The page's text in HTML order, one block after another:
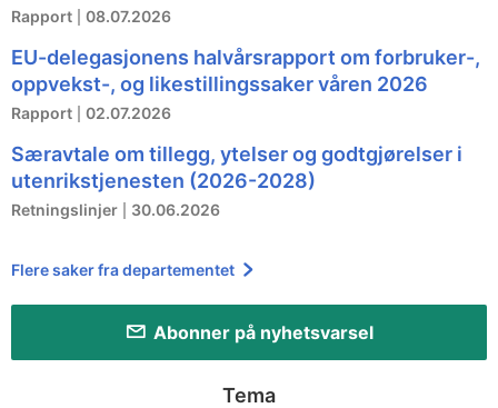
Rapport 08.07.2026
EU-delegasjonens halvårsrapport om forbruker-,
oppvekst-, og likestillingssaker våren 2026
Rapport 02.07.2026
Særavtale om tillegg, ytelser og godtgjørelser i
utenrikstjenesten (2026-2028)
Retningslinjer 30.06.2026
Flere saker fra departementet
Abonner på nyhetsvarsel
Tema